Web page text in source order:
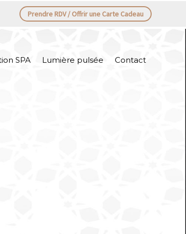
Prendre RDV / Offrir une Carte Cadeau
SPA Lumière pulsée Contact